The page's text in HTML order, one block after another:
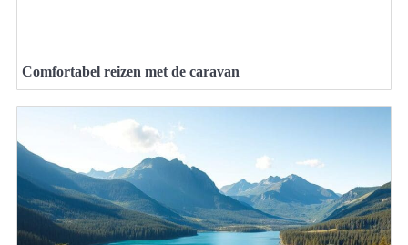
Comfortabel reizen met de caravan